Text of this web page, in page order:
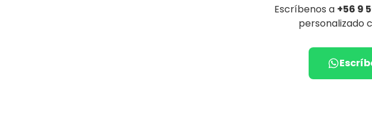
Escríbenos a +56 9
personalizado